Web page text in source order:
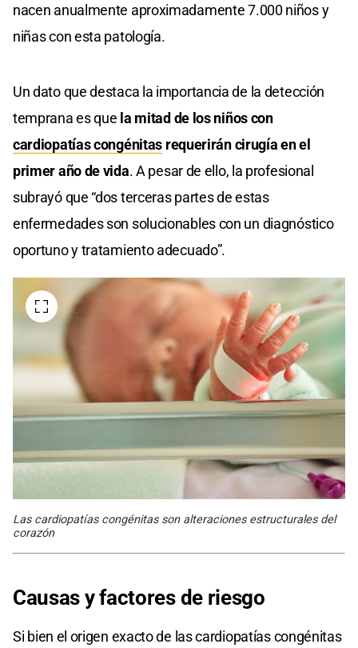
nacen anualmente aproximadamente 7.000 niños y
niñas con esta patología.
Un dato que destaca la importancia de la detección
temprana es que la mitad de los niños con
cardiopatías congénitas requerirán cirugía en el
primer año de vida. A pesar de ello, la profesional
subrayó que “dos terceras partes de estas
enfermedades son solucionables con un diagnóstico
oportuno y tratamiento adecuado”.
Las cardiopatías congénitas son alteraciones estructurales del
corazón
Causas y factores de riesgo
Si bien el origen exacto de las cardiopatías congénitas